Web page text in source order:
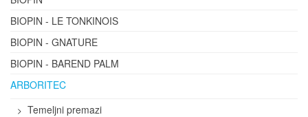
BIOPIN - LE TONKINOIS
BIOPIN - GNATURE
BIOPIN - BAREND PALM
ARBORITEC
Temeljni premazi